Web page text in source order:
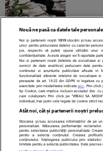
Contact Despre
Nouă ne pasă ca datele tale
Noi și partenerii noștri 1019stocăm și/sau
unici pentru prelucrarea datelor cu caracter
jos, respectiv vă puteți opune utilizării unui
confidențialitate. Aceste alegeri vor fi raportate
Noi si partenerii nostri (retelele de socializare si
servicii de date analitice) prelucram date
continutul si anunturile publicitare afisate in
functionalitati aferente retelelor de socializare
prevazute de art. 15-22 din GDPR in legatura
exercitate prin modalitatea indicataaici . Prin
tip Cookie, care implica inclusiv acceptul dvs. cu
care colaboram. Prin click pe “VREAU SA
individual, mai putin cele legate de cookie strict
Atât noi, cât și partenerii noștri
Stocarea și/sau accesarea informațiilor de pe
personalizat. Măsurarea performanței
pentru selectarea publicității personalizate.
pentru a selecta conținutul. Crearea
conținutului. Înțelegerea publicului prin
limitate pentru a selecta publicitatea. Date